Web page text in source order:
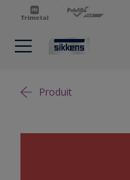
Produit